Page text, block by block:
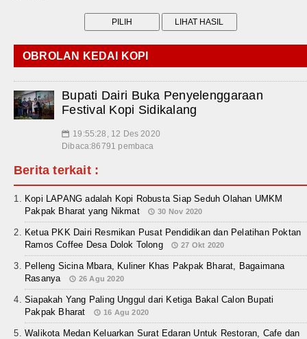
OBROLAN KEDAI KOPI
Bupati Dairi Buka Penyelenggaraan
Festival Kopi Sidikalang
📅 19:55:28, 12 Des 2020
Dibaca:86791 pembaca
Berita terkait :
Kopi LAPANG adalah Kopi Robusta Siap Seduh Olahan UMKM
Pakpak Bharat yang Nikmat
30 Nov 2020
Ketua PKK Dairi Resmikan Pusat Pendidikan dan Pelatihan Poktan
Ramos Coffee Desa Dolok Tolong
27 Okt 2020
Pelleng Sicina Mbara, Kuliner Khas Pakpak Bharat, Bagaimana
Rasanya
26 Agu 2020
Siapakah Yang Paling Unggul dari Ketiga Bakal Calon Bupati
Pakpak Bharat
16 Agu 2020
Walikota Medan Keluarkan Surat Edaran Untuk Restoran, Cafe dan